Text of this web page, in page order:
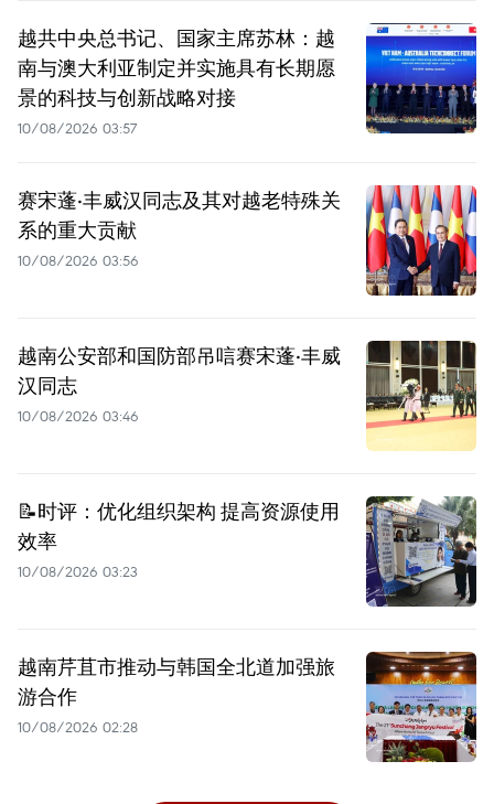
越共中央总书记、国家主席苏林：越
南与澳大利亚制定并实施具有长期愿
景的科技与创新战略对接
10/08/2026 03:57
赛宋蓬·丰威汉同志及其对越老特殊关
系的重大贡献
10/08/2026 03:56
越南公安部和国防部吊唁赛宋蓬·丰威
汉同志
10/08/2026 03:46
📝时评：优化组织架构 提高资源使用
效率
10/08/2026 03:23
越南芹苴市推动与韩国全北道加强旅
游合作
10/08/2026 02:28